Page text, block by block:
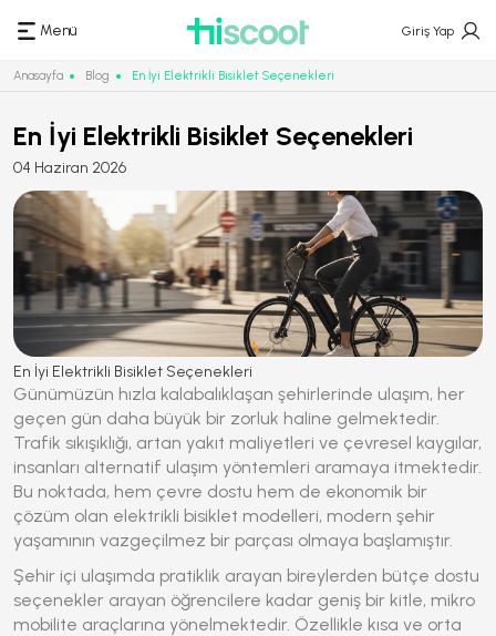
Menü Giriş Yap
Anasayfa Blog En İyi Elektrikli Bisiklet Seçenekleri
En İyi Elektrikli Bisiklet Seçenekleri
04 Haziran 2026
En İyi Elektrikli Bisiklet Seçenekleri
Günümüzün hızla kalabalıklaşan şehirlerinde ulaşım, her
geçen gün daha büyük bir zorluk haline gelmektedir.
Trafik sıkışıklığı, artan yakıt maliyetleri ve çevresel kaygılar,
insanları alternatif ulaşım yöntemleri aramaya itmektedir.
Bu noktada, hem çevre dostu hem de ekonomik bir
çözüm olan elektrikli bisiklet modelleri, modern şehir
yaşamının vazgeçilmez bir parçası olmaya başlamıştır.
Şehir içi ulaşımda pratiklik arayan bireylerden bütçe dostu
seçenekler arayan öğrencilere kadar geniş bir kitle, mikro
mobilite araçlarına yönelmektedir. Özellikle kısa ve orta